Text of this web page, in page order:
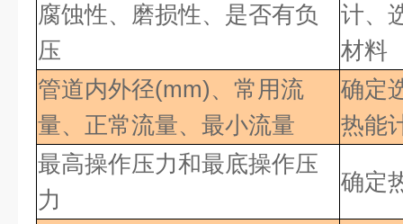
腐蚀性、磨损性、是否有负
压
计、
材料
管道内外径(mm)、常用流
量、正常流量、最小流量
确定
热能
最高操作压力和最底操作压
力
确定